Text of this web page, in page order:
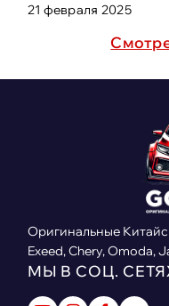
21 февраля 2025
Оригинальные
Exeed, Chery, Omoda,
МЫ В СОЦ.